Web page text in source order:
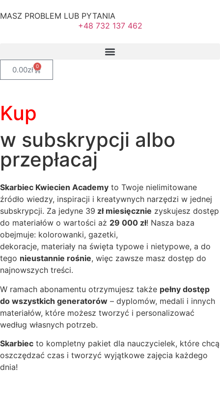
MASZ PROBLEM LUB PYTANIA
+48 732 137 462
0.00zł 0
Kup
w subskrypcji albo
przepłacaj
Skarbiec Kwiecien Academy to Twoje nielimitowane
źródło wiedzy, inspiracji i kreatywnych narzędzi w jednej
subskrypcji. Za jedyne 39 zł miesięcznie zyskujesz dostęp
do materiałów o wartości aż 29 000 zł! Nasza baza
obejmuje: kolorowanki, gazetki,
dekoracje, materiały na święta typowe i nietypowe, a do
tego nieustannie rośnie, więc zawsze masz dostęp do
najnowszych treści.
W ramach abonamentu otrzymujesz także pełny dostęp
do wszystkich generatorów – dyplomów, medali i innych
materiałów, które możesz tworzyć i personalizować
według własnych potrzeb.
Skarbiec to kompletny pakiet dla nauczycielek, które chcą
oszczędzać czas i tworzyć wyjątkowe zajęcia każdego
dnia!